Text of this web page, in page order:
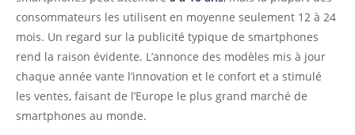
consommateurs les utilisent en moyenne seulement 12 à 24
mois. Un regard sur la publicité typique de smartphones
rend la raison évidente. L’annonce des modèles mis à jour
chaque année vante l’innovation et le confort et a stimulé
les ventes, faisant de l’Europe le plus grand marché de
smartphones au monde.